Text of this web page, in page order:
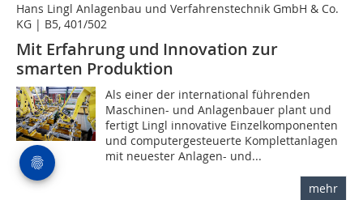
Hans Lingl Anlagenbau und Verfahrenstechnik GmbH & Co.
KG | B5, 401/502
Mit Erfahrung und Innovation zur
smarten Produktion
Als einer der international führenden
Maschinen- und Anlagenbauer plant und
fertigt Lingl innovative Einzelkomponenten
und computergesteuerte Komplettanlagen
mit neuester Anlagen- und...
mehr